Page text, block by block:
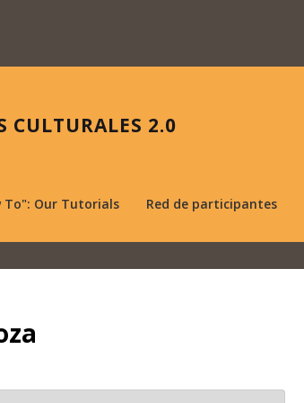
CULTURALES 2.0
To": Our Tutorials Red de participantes